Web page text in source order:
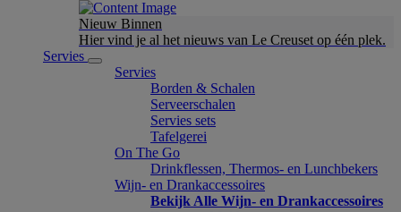
Nieuw Binnen
Hier vind je al het nieuws van Le Creuset op één plek.
Servies
Servies
Borden & Schalen
Serveerschalen
Servies sets
Tafelgerei
On The Go
Drinkflessen, Thermos- en Lunchbekers
Wijn- en Drankaccessoires
Bekijk Alle Wijn- en Drankaccessoires